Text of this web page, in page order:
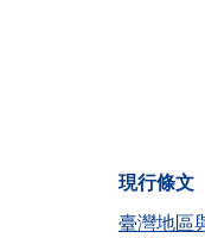
現行條文
臺灣地區